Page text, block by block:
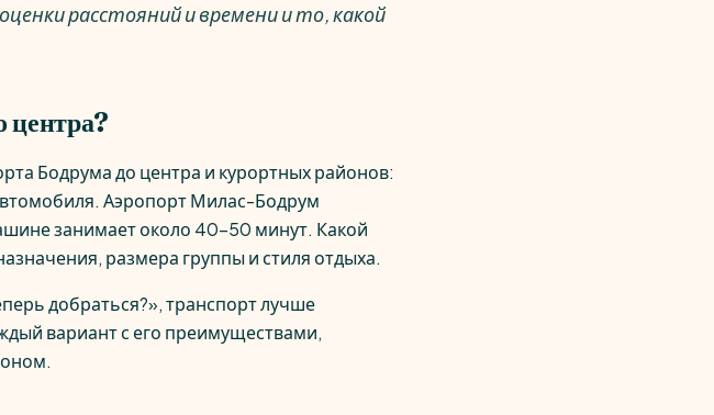
расстояний и времени и то, какой
центра?
Бодрума до центра и курортных районов:
Аэропорт Милас-Бодрум
занимает около 40–50 минут. Какой
размера группы и стиля отдыха.
добраться?», транспорт лучше
вариант с его преимуществами,